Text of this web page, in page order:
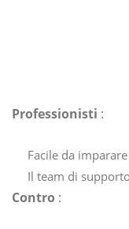
Professionisti :
Facile da
Il team di
Contro :